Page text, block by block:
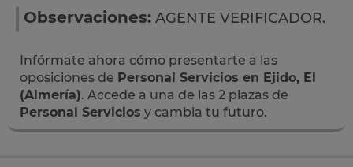
Observaciones: AGENTE VERIFICADOR.
Infórmate ahora cómo presentarte a las
oposiciones de Personal Servicios en Ejido, El
(Almería). Accede a una de las 2 plazas de
Personal Servicios y cambia tu futuro.